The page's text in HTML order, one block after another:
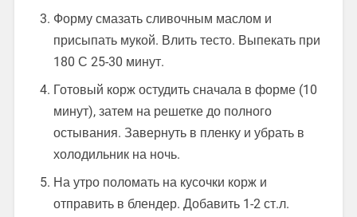
Форму смазать сливочным маслом и
присыпать мукой. Влить тесто. Выпекать при
180 С 25-30 минут.
Готовый корж остудить сначала в форме (10
минут), затем на решетке до полного
остывания. Завернуть в пленку и убрать в
холодильник на ночь.
На утро поломать на кусочки корж и
отправить в блендер. Добавить 1-2 ст.л.